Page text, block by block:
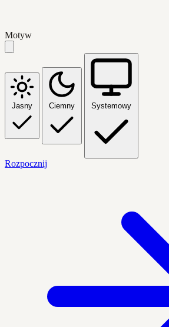
Motyw
Jasny Ciemny Systemowy
Rozpocznij